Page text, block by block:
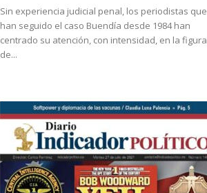
Sin experiencia judicial penal, los periodistas que
han seguido el caso Buendía desde 1984 han
centrado su atención, con intensidad, en la figura
de...